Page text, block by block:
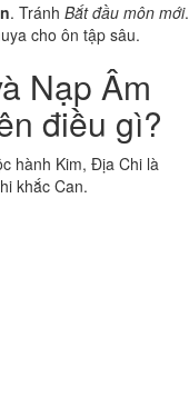
. Tránh Bắt đầu môn mới.
cho ôn tập sâu.
Nạp Âm
điều gì?
hành Kim, Địa Chi là
khắc Can.